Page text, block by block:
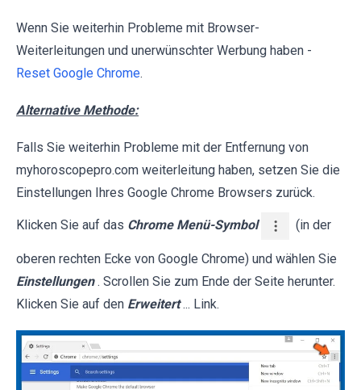
Wenn Sie weiterhin Probleme mit Browser-
Weiterleitungen und unerwünschter Werbung haben -
Reset Google Chrome.
Alternative Methode:
Falls Sie weiterhin Probleme mit der Entfernung von
myhoroscopepro.com weiterleitung haben, setzen Sie die
Einstellungen Ihres Google Chrome Browsers zurück.
Klicken Sie auf das Chrome Menü-Symbol (in der
oberen rechten Ecke von Google Chrome) und wählen Sie
Einstellungen . Scrollen Sie zum Ende der Seite herunter.
Klicken Sie auf den Erweitert ... Link.